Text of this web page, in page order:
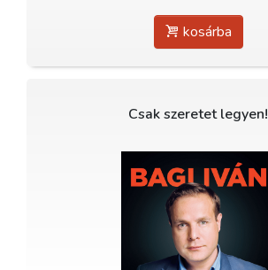
kosárba
Csak szeretet legyen!